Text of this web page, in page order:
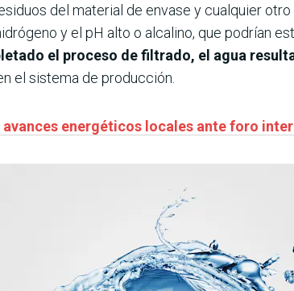
del material de envase y cualquier
y el pH alto o alcalino, que podrían
el proceso de filtrado, el agua
el sistema de producción.
avances energéticos locales ante foro